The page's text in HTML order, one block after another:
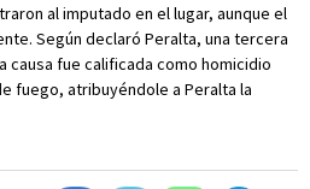
al imputado en el lugar, aunque el
Según declaró Peralta, una tercera
causa fue calificada como homicidio
fuego, atribuyéndole a Peralta la